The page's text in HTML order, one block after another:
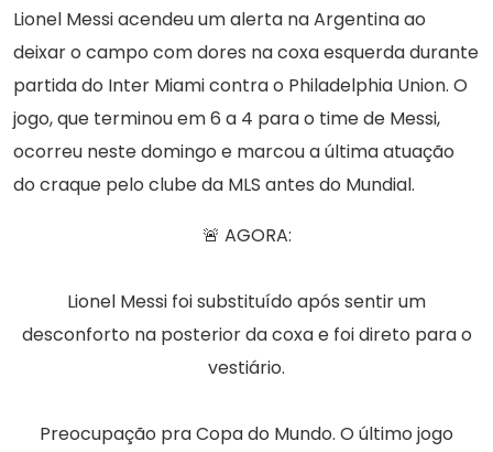
Lionel Messi acendeu um alerta na Argentina ao
deixar o campo com dores na coxa esquerda durante
partida do Inter Miami contra o Philadelphia Union. O
jogo, que terminou em 6 a 4 para o time de Messi,
ocorreu neste domingo e marcou a última atuação
do craque pelo clube da MLS antes do Mundial.
🚨 AGORA:
Lionel Messi foi substituído após sentir um
desconforto na posterior da coxa e foi direto para o
vestiário.
Preocupação pra Copa do Mundo. O último jogo